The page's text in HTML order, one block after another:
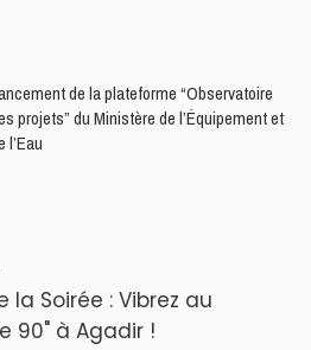
de la plateforme “Observatoire
projets” du Ministère de l’Équipement et
l’Eau
la Soirée : Vibrez au
90" à Agadir !